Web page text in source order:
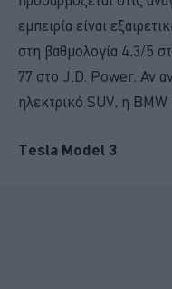
εμπειρία είναι
στη βαθμολογία 4,3/5
77 στο J.D. Power. Αν
ηλεκτρικό SUV, η BMW
Tesla Model 3